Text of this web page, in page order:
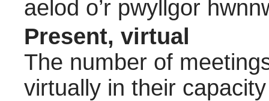
aelod o’r pwyllgor
Present, virtual
The number of
virtually in their